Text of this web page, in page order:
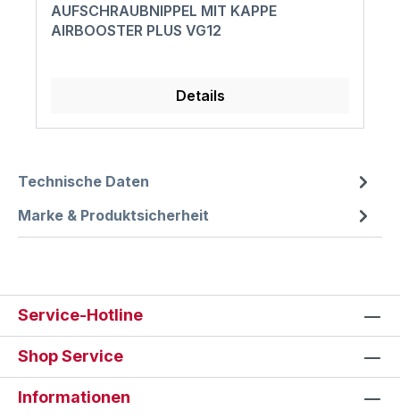
AUFSCHRAUBNIPPEL MIT KAPPE
AIRBOOSTER PLUS VG12
Details
Technische Daten
Marke & Produktsicherheit
Service-Hotline
Shop Service
Informationen